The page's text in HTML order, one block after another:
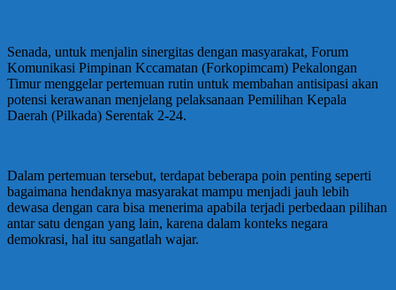
Senada, untuk menjalin sinergitas dengan masyarakat, Forum
Komunikasi Pimpinan Kccamatan (Forkopimcam) Pekalongan
Timur menggelar pertemuan rutin untuk membahan antisipasi akan
potensi kerawanan menjelang pelaksanaan Pemilihan Kepala
Daerah (Pilkada) Serentak 2-24.
Dalam pertemuan tersebut, terdapat beberapa poin penting seperti
bagaimana hendaknya masyarakat mampu menjadi jauh lebih
dewasa dengan cara bisa menerima apabila terjadi perbedaan pilihan
antar satu dengan yang lain, karena dalam konteks negara
demokrasi, hal itu sangatlah wajar.